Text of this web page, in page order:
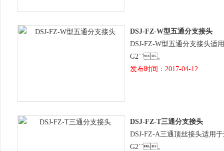
DSJ-FZ-W型五通分支接头
DSJ-FZ-W型五通分支接头适用于
G2``。
发布时间：2017-04-12
DSJ-FZ-T三通分支接头
DSJ-FZ-A三通顶丝接头适用于连接
G2``。